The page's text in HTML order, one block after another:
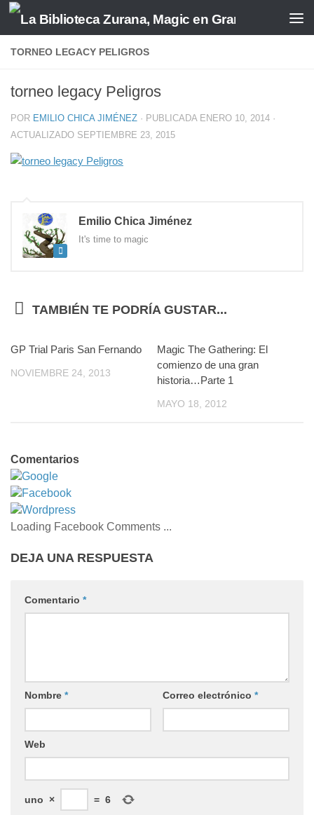
Saltar al contenido
TORNEO LEGACY PELIGROS
torneo legacy Peligros
POR EMILIO CHICA JIMÉNEZ · PUBLICADA ENERO 10, 2014 ·
ACTUALIZADO SEPTIEMBRE 23, 2015
Emilio Chica Jiménez
It's time to magic
TAMBIÉN TE PODRÍA GUSTAR...
GP Trial Paris San Fernando
NOVIEMBRE 24, 2013
Magic The Gathering: El
comienzo de una gran
historia…Parte 1
MAYO 18, 2012
Comentarios
Google
Facebook
Wordpress
Loading Facebook Comments ...
DEJA UNA RESPUESTA
Comentario *
Nombre * Correo electrónico *
Web
uno × = 6